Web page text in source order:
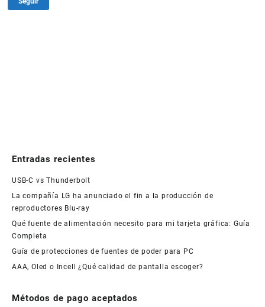
Entradas recientes
USB-C vs Thunderbolt
La compañía LG ha anunciado el fin a la producción de
reproductores Blu-ray
Qué fuente de alimentación necesito para mi tarjeta gráfica: Guía
Completa
Guía de protecciones de fuentes de poder para PC
AAA, Oled o Incell ¿Qué calidad de pantalla escoger?
Métodos de pago aceptados